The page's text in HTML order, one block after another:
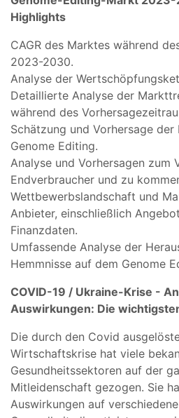
Highlights
CAGR des Marktes während
2023-2030.
Analyse der
Detaillierte Analyse der
während des
Schätzung und Vorhersage
Genome Editing.
Analyse und Vorhersagen zum
Endverbraucher und zu
Wettbewerbslandschaft und
Anbieter, einschließlich
Finanzdaten.
Umfassende Analyse der
Hemmnisse auf dem Genome
COVID-19 / Ukraine-Krise -
Auswirkungen: Die
Die durch den Covid
Wirtschaftskrise hat viele
Gesundheitssektoren auf der
Mitleidenschaft gezogen. Sie
Auswirkungen auf verschiedene